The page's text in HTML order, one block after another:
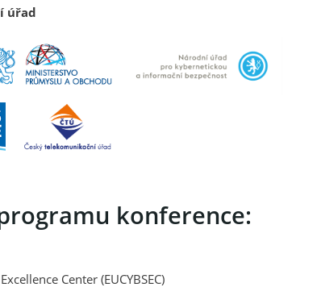
úřad
konference:
Center (EUCYBSEC)